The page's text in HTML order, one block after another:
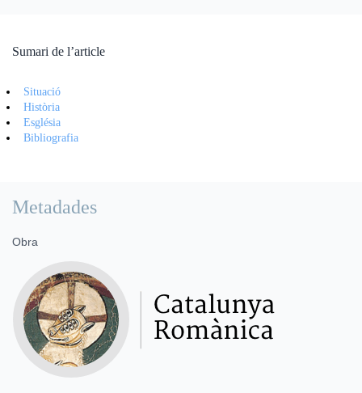
Sumari de l’article
Situació
Història
Església
Bibliografia
Metadades
Obra